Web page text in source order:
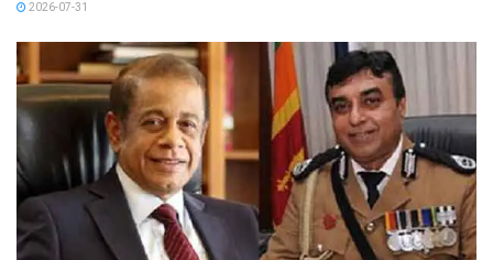
2026-07-31